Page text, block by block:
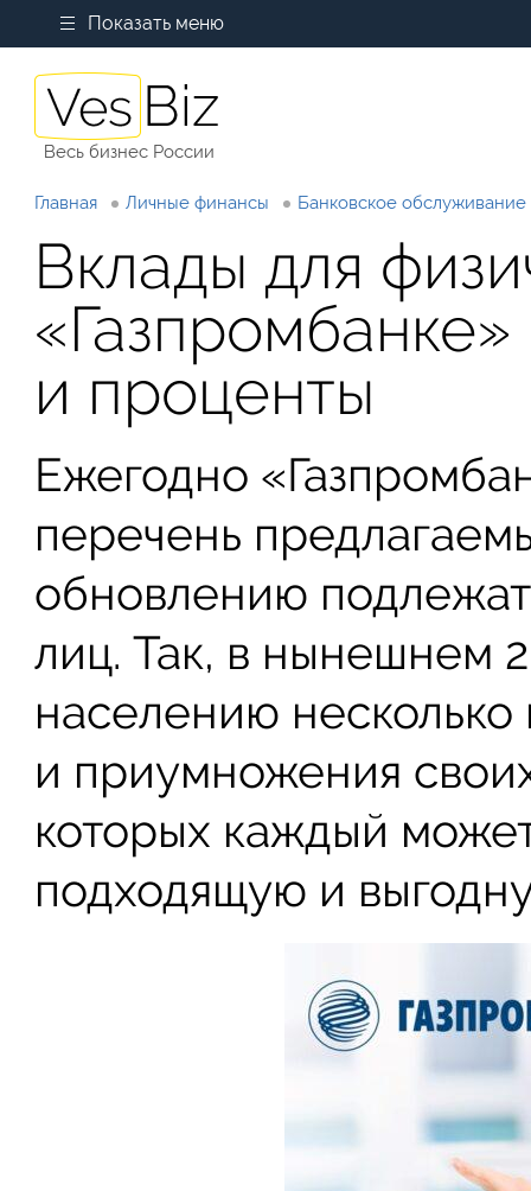
Показать меню
Весь бизнес России
Главная Личные финансы Банковское обслуживание
Вклады для
«Газпромбанке»
и проценты
Ежегодно
перечень
обновлению
лиц. Так, в нынешнем
населению
и приумножения
которых каждый
подходящую и